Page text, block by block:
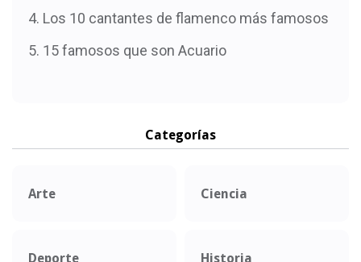
Los 10 cantantes de flamenco más famosos
15 famosos que son Acuario
Categorías
Arte Ciencia
Deporte Historia